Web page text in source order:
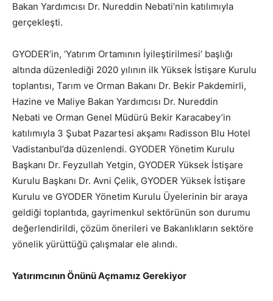
Bakan Yardımcısı Dr. Nureddin Nebati’nin katılımıyla
gerçekleşti.
GYODER’in, ‘Yatırım Ortamının İyileştirilmesi’ başlığı
altında düzenlediği 2020 yılının ilk Yüksek İstişare Kurulu
toplantısı, Tarım ve Orman Bakanı Dr. Bekir Pakdemirli,
Hazine ve Maliye Bakan Yardımcısı Dr. Nureddin
Nebati ve Orman Genel Müdürü Bekir Karacabey’in
katılımıyla 3 Şubat Pazartesi akşamı Radisson Blu Hotel
Vadistanbul’da düzenlendi. GYODER Yönetim Kurulu
Başkanı Dr. Feyzullah Yetgin, GYODER Yüksek İstişare
Kurulu Başkanı Dr. Avni Çelik, GYODER Yüksek İstişare
Kurulu ve GYODER Yönetim Kurulu Üyelerinin bir araya
geldiği toplantıda, gayrimenkul sektörünün son durumu
değerlendirildi, çözüm önerileri ve Bakanlıkların sektöre
yönelik yürüttüğü çalışmalar ele alındı.
Yatırımcının Önünü Açmamız Gerekiyor